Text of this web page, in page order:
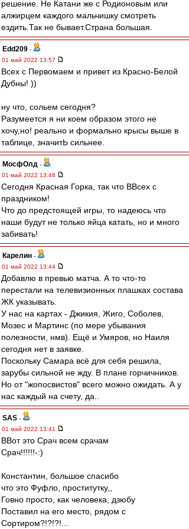
решение. Не Катани же с Родионовым или
алжирцем каждого мальчишку смотреть
ездить.Так не бывает.Страна большая.
Edd209 -
01 май 2022 13:57
Всех с Первомаем и привет из Красно-Белой
Дубны! ))
ну что, сольем сегодня?
Разумеется я ни коем образом этого не
хочу,но! реально и формально крысы выше в
таблице, значитЬ сильнее.
МосфОлд -
01 май 2022 13:48
Сегодня Красная Горка, так что ВВсех с
праздником!
Что до предстоящей игры, то надеюсь что
наши будут не только яйца катать, но и много
забивать!
Карелин -
01 май 2022 13:44
Добавлю в превью матча. А то что-то
перестали на телевизионных плашках состава
ЖК указывать.
У нас на картах - Джикия, Жиго, Соболев,
Мозес и Мартинс (по мере убывания
полезности, нмв). Ещё и Умяров, но Наиля
сегодня нет в заявке.
Поскольку Самара всё для себя решила,
зарубы сильной не жду. В плане горчичников.
Но от "жопосвистов" всего можно ожидать. А у
нас каждый на счету, да..
SAS -
01 май 2022 13:41
ВВот это Срач всем срачам
Срач!!!!!!-:)
Константин, большое спасибо
что это Фуфло, проститутку,,
Говно просто, как человека, дзюбу
Поставил на его место, рядом с
Сортиром?!?!?!...